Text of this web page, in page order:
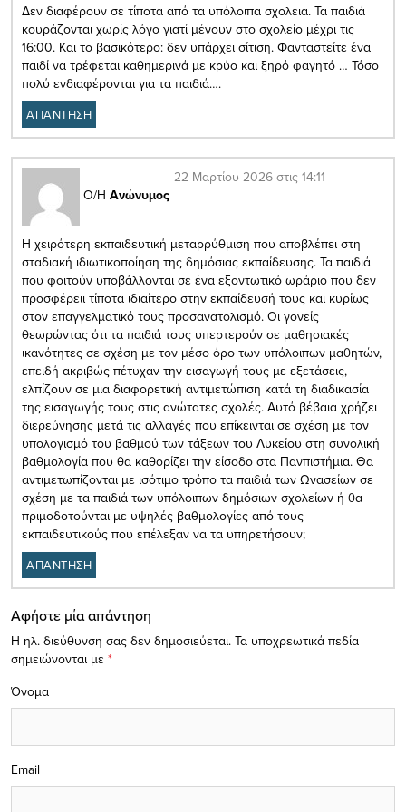
Δεν διαφέρουν σε τίποτα από τα υπόλοιπα σχολεια. Τα παιδιά
κουράζονται χωρίς λόγο γιατί μένουν στο σχολείο μέχρι τις
16:00. Και το βασικότερο: δεν υπάρχει σίτιση. Φανταστείτε ένα
παιδί να τρέφεται καθημερινά με κρύο και ξηρό φαγητό … Τόσο
πολύ ενδιαφέρονται για τα παιδιά….
ΑΠΑΝΤΗΣΗ
Ο/Η Ανώνυμος
22 Μαρτίου 2026 στις 14:11
Η χειρότερη εκπαιδευτική μεταρρύθμιση που αποβλέπει στη
σταδιακή ιδιωτικοποίηση της δημόσιας εκπαίδευσης. Τα παιδιά
που φοιτούν υποβάλλονται σε ένα εξοντωτικό ωράριο που δεν
προσφέρειι τίποτα ιδιαίτερο στην εκπαίδευσή τους και κυρίως
στον επαγγελματικό τους προσανατολισμό. Οι γονείς
θεωρώντας ότι τα παιδιά τους υπερτερούν σε μαθησιακές
ικανότητες σε σχέση με τον μέσο όρο των υπόλοιπων μαθητών,
επειδή ακριβώς πέτυχαν την εισαγωγή τους με εξετάσεις,
ελπίζουν σε μια διαφορετική αντιμετώπιση κατά τη διαδικασία
της εισαγωγής τους στις ανώτατες σχολές. Αυτό βέβαια χρήζει
διερεύνησης μετά τις αλλαγές που επίκεινται σε σχέση με τον
υπολογισμό του βαθμού των τάξεων του Λυκείου στη συνολική
βαθμολογία που θα καθορίζει την είσοδο στα Πανπιστήμια. Θα
αντιμετωπίζονται με ισότιμο τρόπο τα παιδιά των Ωνασείων σε
σχέση με τα παιδιά των υπόλοιπων δημόσιων σχολείων ή θα
πριμοδοτούνται με υψηλές βαθμολογίες από τους
εκπαιδευτικούς που επέλεξαν να τα υπηρετήσουν;
ΑΠΑΝΤΗΣΗ
Αφήστε μία απάντηση
Η ηλ. διεύθυνση σας δεν δημοσιεύεται. Τα υποχρεωτικά πεδία
σημειώνονται με *
Όνομα
Email